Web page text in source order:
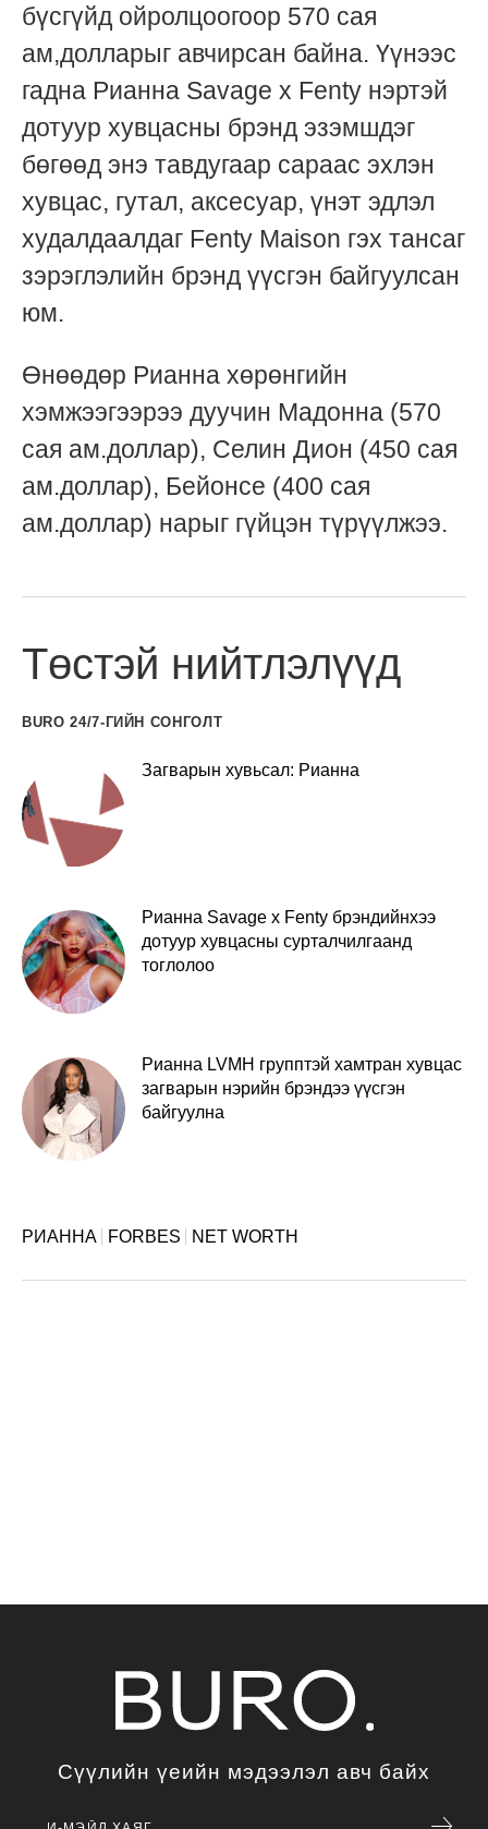
бүсгүйд ойролцоогоор 570 сая
ам,долларыг авчирсан байна. Үүнээс
гадна Рианна Savage x Fenty нэртэй
дотуур хувцасны брэнд эзэмшдэг
бөгөөд энэ тавдугаар сараас эхлэн
хувцас, гутал, аксесуар, үнэт эдлэл
худалдаалдаг Fenty Maison гэх тансаг
зэрэглэлийн брэнд үүсгэн байгуулсан
юм.
Өнөөдөр Рианна хөрөнгийн
хэмжээгээрээ дуучин Мадонна (570
сая ам.доллар), Селин Дион (450 сая
ам.доллар), Бейонсе (400 сая
ам.доллар) нарыг гүйцэн түрүүлжээ.
Төстэй нийтлэлүүд
BURO 24/7-ГИЙН СОНГОЛТ
Загварын хувьсал: Рианна
Рианна Savage x Fenty брэндийнхээ
дотуур хувцасны сурталчилгаанд
тоглолоо
Рианна LVMH групптэй хамтран хувцас
загварын нэрийн брэндээ үүсгэн
байгуулна
РИАННА FORBES NET WORTH
Сүүлийн үеийн мэдээлэл авч байх